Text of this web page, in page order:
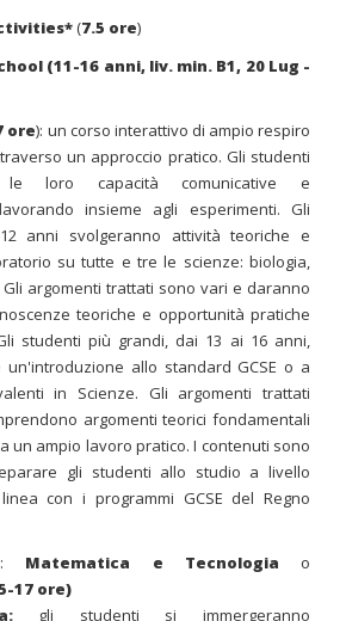
(7.5 ore)
(11-16 anni, liv. min. B1, 20 Lug -
ore): un corso interattivo di ampio respiro
un approccio pratico. Gli studenti
le loro capacità comunicative e
insieme agli esperimenti. Gli
anni svolgeranno attività teoriche e
su tutte e tre le scienze: biologia,
Gli argomenti trattati sono vari e daranno
teoriche e opportunità pratiche
studenti più grandi, dai 13 ai 16 anni,
un'introduzione allo standard GCSE o a
in Scienze. Gli argomenti trattati
argomenti teorici fondamentali
un ampio lavoro pratico. I contenuti sono
gli studenti allo studio a livello
con i programmi GCSE del Regno
: Matematica e Tecnologia o
17 ore)
gli studenti si immergeranno